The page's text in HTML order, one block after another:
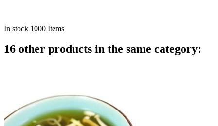
In stock 1000 Items
16 other products in the same category: